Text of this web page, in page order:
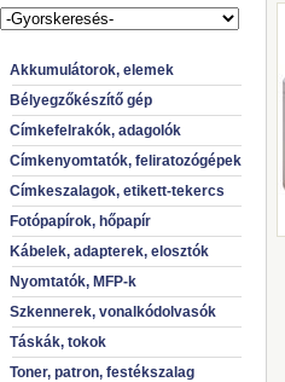
Akkumulátorok, elemek
Bélyegzőkészítő gép
Címkefelrakók, adagolók
Címkenyomtatók, feliratozógépek
Címkeszalagok, etikett-tekercs
Fotópapírok, hőpapír
Kábelek, adapterek, elosztók
Nyomtatók, MFP-k
Szkennerek, vonalkódolvasók
Táskák, tokok
Toner, patron, festékszalag